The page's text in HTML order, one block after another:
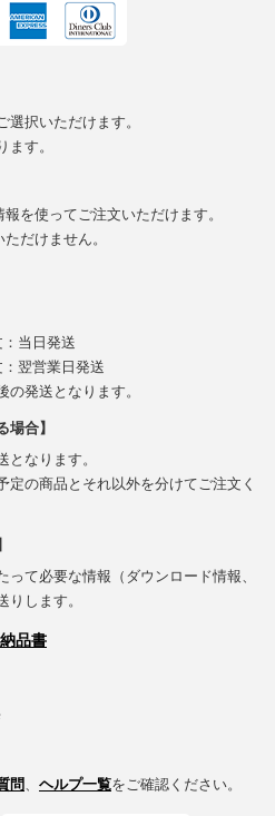
択いただけます。
す。
を使ってご注文いただけます。
だけません。
当日発送
翌営業日発送
発送となります。
場合】
なります。
定の商品とそれ以外を分けてご注文く
て必要な情報（ダウンロード情報、
します。
品書
問 ヘルプ一覧をご確認ください。